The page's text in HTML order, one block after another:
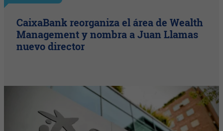
CaixaBank reorganiza el área de Wealth
Management y nombra a Juan Llamas
nuevo director